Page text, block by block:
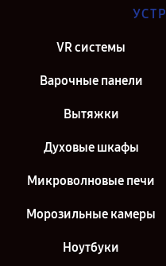
VR системы
Варочные панели
Вытяжки
Духовые шкафы
Микроволновые печи
Морозильные камеры
Ноутбуки